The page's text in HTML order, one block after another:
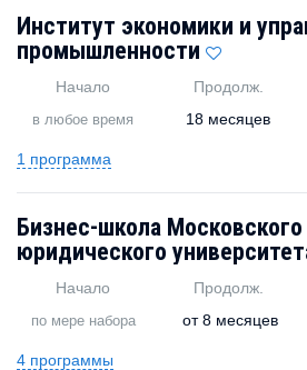
Институт экономики и
промышленности
Начало
в любое время
Продолж.
18 месяцев
1 программа
Бизнес-школа
юридического
Начало
по мере набора
Продолж.
от8 месяцев
4 программы